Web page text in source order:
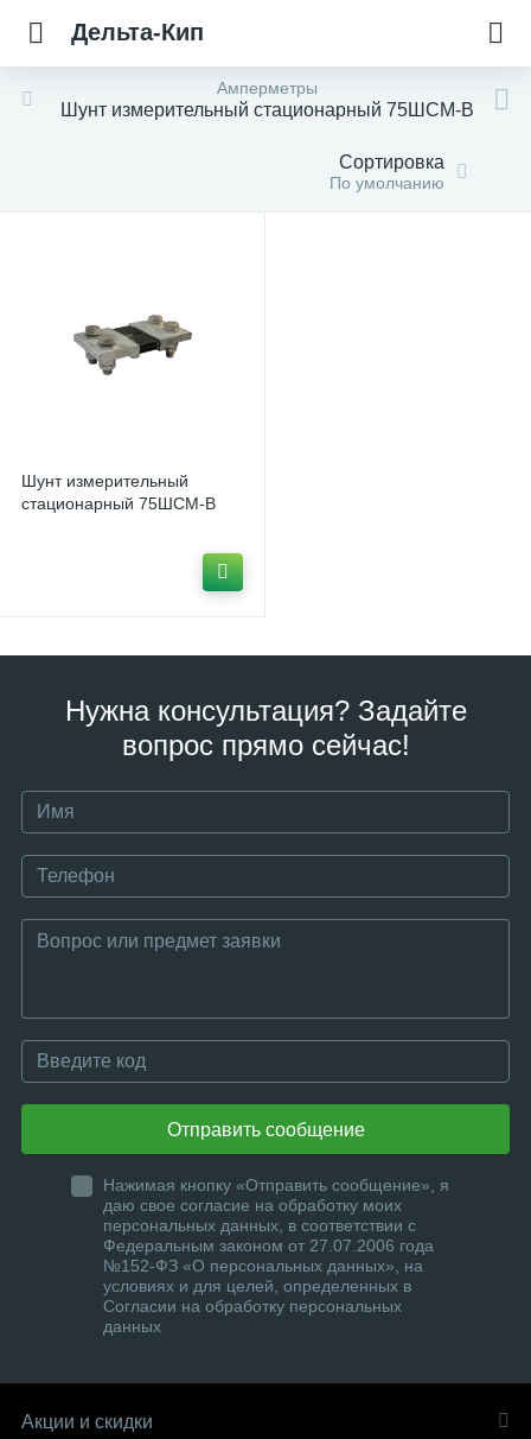
Дельта-Кип
Амперметры
Шунт измерительный стационарный 75ШСМ-B
Сортировка
По умолчанию
Шунт измерительный
стационарный 75ШСМ-B
Нужна консультация? Задайте
вопрос прямо сейчас!
Отправить сообщение
Нажимая кнопку «Отправить сообщение», я
даю свое согласие на обработку моих
персональных данных, в соответствии с
Федеральным законом от 27.07.2006 года
№152-ФЗ «О персональных данных», на
условиях и для целей, определенных в
Согласии на обработку персональных
данных
Акции и скидки